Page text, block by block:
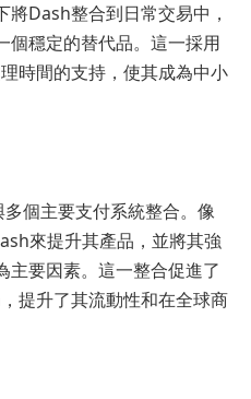
Dash整合到日常交易中，
個穩定的替代品。這一採用
時間的支持，使其成為中小
個主要支付系統整合。像
來提升其產品，並將其強
主要因素。這一整合促進了
提升了其流動性和在全球商